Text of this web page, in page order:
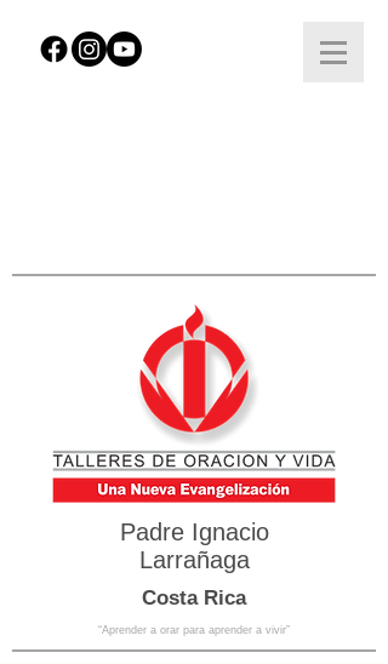
Padre Ignacio
Larrañaga
Costa Rica
“Aprender a orar para aprender a vivir”